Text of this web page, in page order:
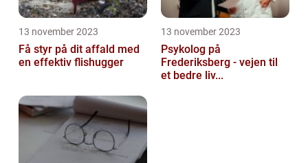
13 november 2023
Få styr på dit affald med
en effektiv flishugger
13 november 2023
Psykolog på
Frederiksberg - vejen til
et bedre liv...